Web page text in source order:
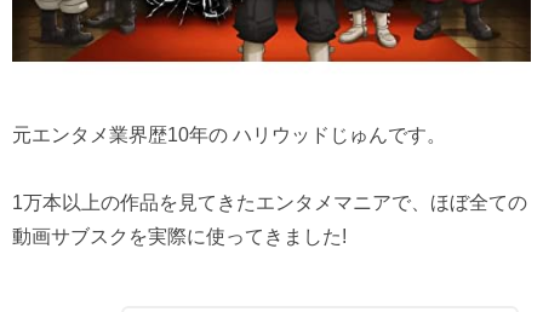
元エンタメ業界歴10年の ハリウッドじゅんです。
1万本以上の作品を見てきたエンタメマニアで、ほぼ全ての
動画サブスクを実際に使ってきました!